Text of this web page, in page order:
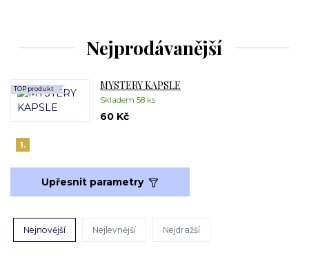
Nejprodávanější
1.
MYSTERY KAPSLE
Skladem 58 ks
TOP produkt
60 Kč
Upřesnit parametry
Nejnovější Nejlevnější Nejdražší